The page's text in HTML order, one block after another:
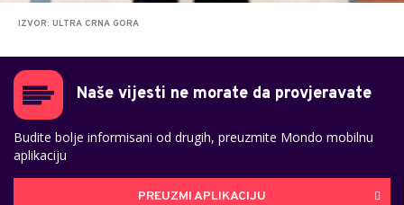
IZVOR: ULTRA CRNA GORA
Naše vijesti ne morate da provjeravate
Budite bolje informisani od drugih, preuzmite Mondo mobilnu
aplikaciju
PREUZMI APLIKACIJU